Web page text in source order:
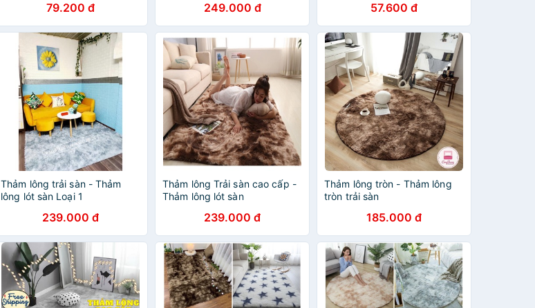
79.200 đ
Thảm Trải Sàn Giá Rẻ, Thảm
Trải Sàn
249.000 đ 57.600 đ
Thảm lông trải sàn - Thảm
lông lót sàn Loại 1
239.000 đ
Thảm lông Trải sàn cao cấp -
Thảm lông lót sàn
239.000 đ
Thảm lông tròn - Thảm lông
tròn trải sàn
185.000 đ